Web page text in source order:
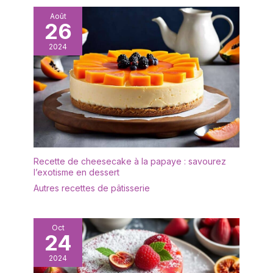
BPA, sain et écologique,
vous pouvez donc
l'utiliser sans hésitation.
Le présentoir à gâteaux
est transparent et
élégant, léger et facile à
transporter, et sûr à
utiliser. Il est idéal comme
cadeau de bienvenue
pour vos amis et voisins,
comme cadeau de
fiançailles ou comme
cadeau d'anniversaire.
présentoir à gâteaux est
n'absorbe ni les odeurs ni
les taches. Il peut être
rincé avec un peu de
liquide vaisselle et d'eau
Août
26
2024
Recette de cheesecake à la papaye : savourez
l’exotisme en dessert
Autres recettes de pâtisserie
Oct
24
2024